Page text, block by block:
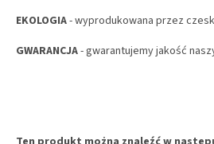
EKOLOGIA- wyprodukowana przez
GWARANCJA- gwarantujemy jakość